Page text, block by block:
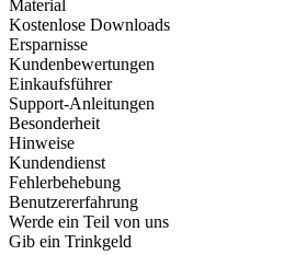
Material
Kostenlose Downloads
Ersparnisse
Kundenbewertungen
Einkaufsführer
Support-Anleitungen
Besonderheit
Hinweise
Kundendienst
Fehlerbehebung
Benutzererfahrung
Werde ein Teil von uns
Gib ein Trinkgeld